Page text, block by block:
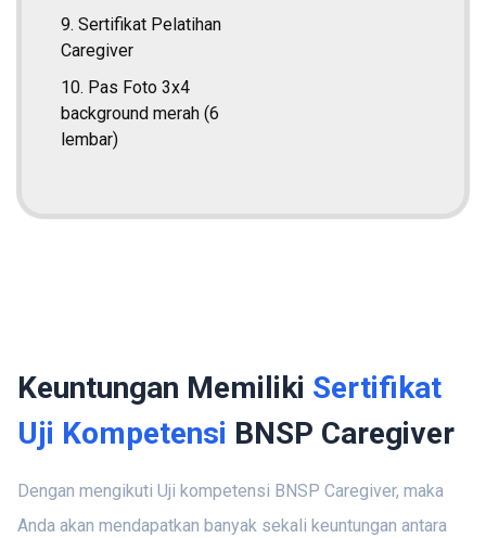
9. Sertifikat Pelatihan
Caregiver
10. Pas Foto 3x4
background merah (6
lembar)
Keuntungan Memiliki Sertifikat
Uji Kompetensi BNSP Caregiver
Dengan mengikuti Uji kompetensi BNSP Caregiver, maka
Anda akan mendapatkan banyak sekali keuntungan antara